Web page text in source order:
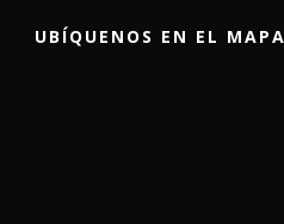
UBÍQUENOS EN EL MAPA